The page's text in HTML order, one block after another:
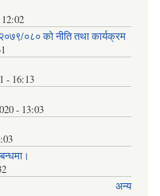
०८० को नीति तथा कार्यक्रम
- 16:13
- 13:03
अन्य